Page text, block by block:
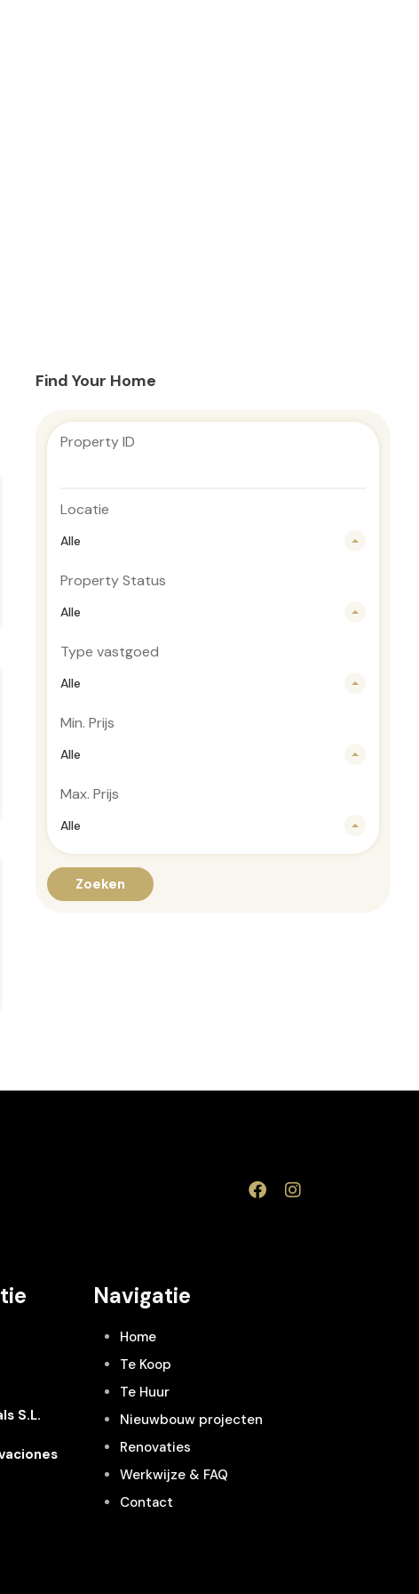
Find Your Home
Property ID
Locatie
Alle
Property Status
Alle
Type vastgoed
Alle
Min. Prijs
Alle
Max. Prijs
Alle
Zoeken
S.L.
Navigatie
Home
Te Koop
Te Huur
Nieuwbouw projecten
Renovaties
Werkwijze & FAQ
Contact